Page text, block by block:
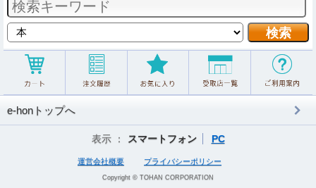
e-honトップへ
表示 ： スマートフォン PC
運営会社概要 プライバシーポリシー
Copyright © TOHAN CORPORATION